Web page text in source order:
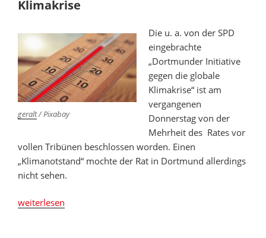
Klimakrise
geralt/ Pixabay
Die u. a. von der SPD
eingebrachte
„Dortmunder Initiative
gegen die globale
Klimakrise“ ist am
vergangenen
Donnerstag von der
Mehrheit des Rates vor
vollen Tribünen beschlossen worden. Einen
„Klimanotstand“ mochte der Rat in Dortmund allerdings
nicht sehen.
„Rat
weiterlesen